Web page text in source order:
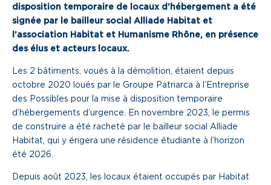
Notre organisation
Notre histoire
Nous rejoindre
Nos métiers
Notre culture
disposition temporaire de locaux d’hébergement a été
signée par le bailleur social Alliade Habitat et
l’association Habitat et Humanisme Rhône, en présence
des élus et acteurs locaux.
Les 2 bâtiments, voués à la démolition, étaient depuis
octobre 2020 loués par le Groupe Patriarca à l’Entreprise
des Possibles pour la mise à disposition temporaire
d’hébergements d’urgence. En novembre 2023, le permis
de construire a été racheté par le bailleur social Alliade
Habitat, qui y érigera une résidence étudiante à l’horizon
été 2026.
Depuis août 2023, les locaux étaient occupés par Habitat